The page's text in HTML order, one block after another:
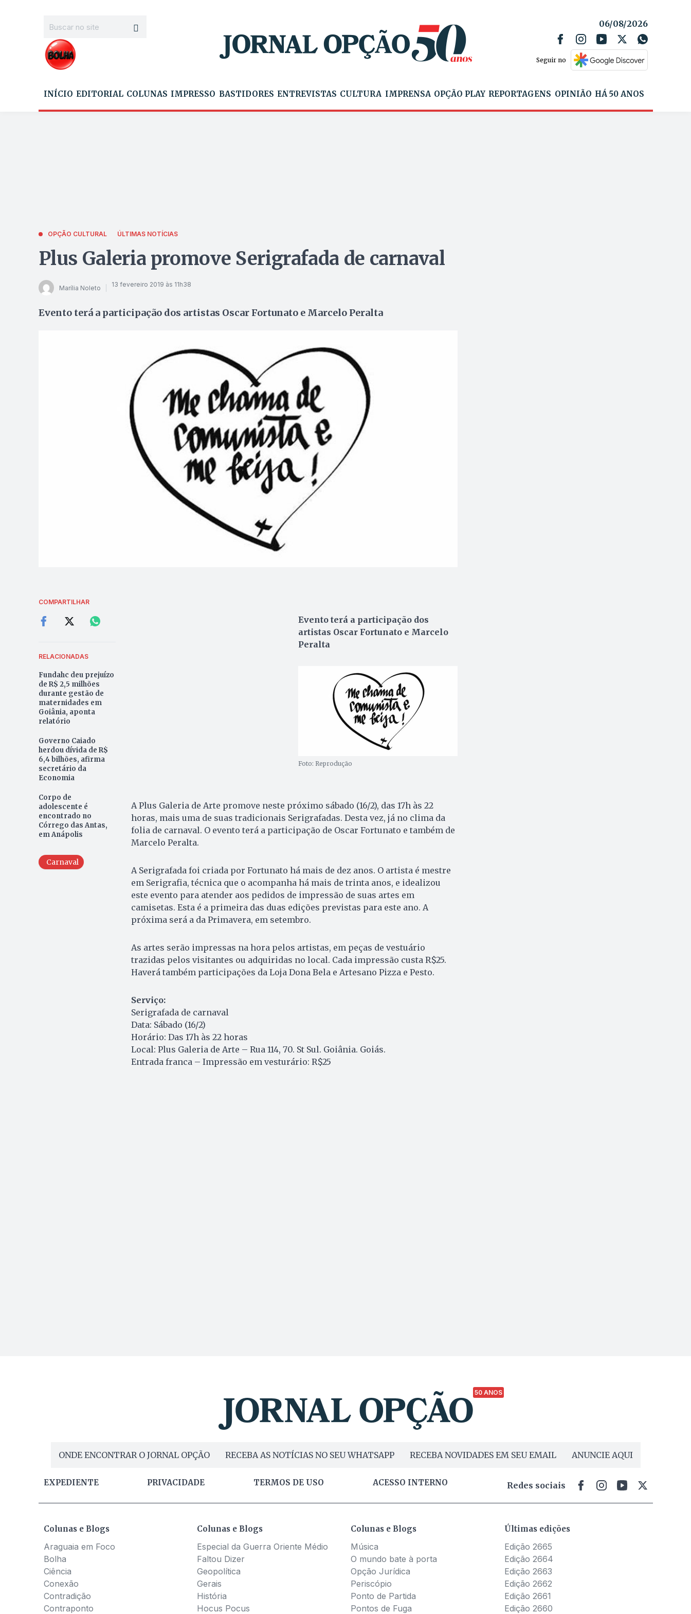
06/08/2026
Seguir no
INÍCIO EDITORIAL COLUNAS IMPRESSO BASTIDORES ENTREVISTAS CULTURA IMPRENSA OPÇÃO PLAY REPORTAGENS OPINIÃO HÁ 50 ANOS
OPÇÃO CULTURAL ÚLTIMAS NOTÍCIAS
Plus Galeria promove Serigrafada de carnaval
Marília Noleto 13 fevereiro 2019 às 11h38
Evento terá a participação dos artistas Oscar Fortunato e Marcelo Peralta
COMPARTILHAR
RELACIONADAS
Fundahc deu prejuízo
de R$ 2,5 milhões
durante gestão de
maternidades em
Goiânia, aponta
relatório
Governo Caiado
herdou dívida de R$
6,4 bilhões, afirma
secretário da
Economia
Corpo de
adolescente é
encontrado no
Córrego das Antas,
em Anápolis
Carnaval
Evento terá a participação dos
artistas Oscar Fortunato e Marcelo
Peralta
Foto: Reprodução
A Plus Galeria de Arte promove neste próximo sábado (16/2), das 17h às 22
horas, mais uma de suas tradicionais Serigrafadas. Desta vez, já no clima da
folia de carnaval. O evento terá a participação de Oscar Fortunato e também de
Marcelo Peralta.
A Serigrafada foi criada por Fortunato há mais de dez anos. O artista é mestre
em Serigrafia, técnica que o acompanha há mais de trinta anos, e idealizou
este evento para atender aos pedidos de impressão de suas artes em
camisetas. Esta é a primeira das duas edições previstas para este ano. A
próxima será a da Primavera, em setembro.
As artes serão impressas na hora pelos artistas, em peças de vestuário
trazidas pelos visitantes ou adquiridas no local. Cada impressão custa R$25.
Haverá também participações da Loja Dona Bela e Artesano Pizza e Pesto.
Serviço:
Serigrafada de carnaval
Data: Sábado (16/2)
Horário: Das 17h às 22 horas
Local: Plus Galeria de Arte – Rua 114, 70. St Sul. Goiânia. Goiás.
Entrada franca – Impressão em vesturário: R$25
50 ANOS
ONDE ENCONTRAR O JORNAL OPÇÃO RECEBA AS NOTÍCIAS NO SEU WHATSAPP RECEBA NOVIDADES EM SEU EMAIL ANUNCIE AQUI
EXPEDIENTE PRIVACIDADE TERMOS DE USO ACESSO INTERNO Redes sociais
Colunas e Blogs
Araguaia em Foco
Bolha
Ciência
Conexão
Contradição
Contraponto
Colunas e Blogs
Especial da Guerra Oriente Médio
Faltou Dizer
Geopolítica
Gerais
História
Hocus Pocus
Colunas e Blogs
Música
O mundo bate à porta
Opção Jurídica
Periscópio
Ponto de Partida
Pontos de Fuga
Últimas edições
Edição 2665
Edição 2664
Edição 2663
Edição 2662
Edição 2661
Edição 2660